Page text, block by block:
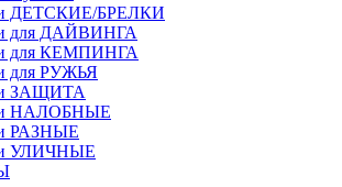
ДЕТСКИЕ/БРЕЛКИ
для ДАЙВИНГА
для КЕМПИНГА
для РУЖЬЯ
ЗАЩИТА
НАЛОБНЫЕ
РАЗНЫЕ
УЛИЧНЫЕ